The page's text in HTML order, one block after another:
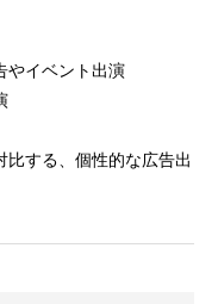
やイベント出演
比する、個性的な広告出